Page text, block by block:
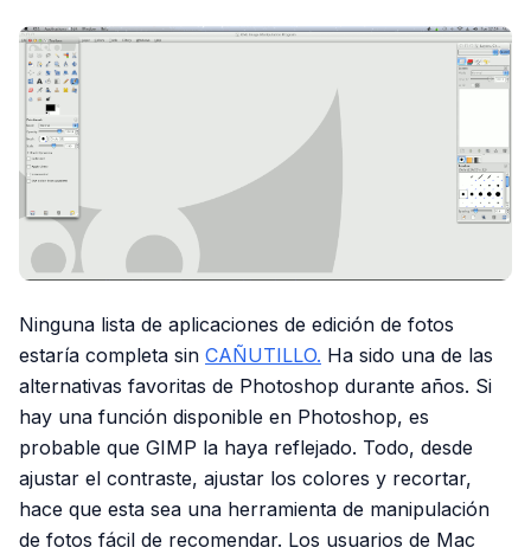
Ninguna lista de aplicaciones de edición de fotos
estaría completa sin CAÑUTILLO. Ha sido una de las
alternativas favoritas de Photoshop durante años. Si
hay una función disponible en Photoshop, es
probable que GIMP la haya reflejado. Todo, desde
ajustar el contraste, ajustar los colores y recortar,
hace que esta sea una herramienta de manipulación
de fotos fácil de recomendar. Los usuarios de Mac